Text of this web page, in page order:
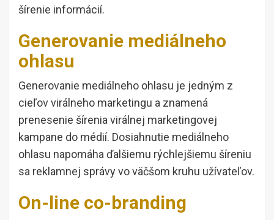
šírenie informácií.
Generovanie mediálneho
ohlasu
Generovanie mediálneho ohlasu je jedným z
cieľov virálneho marketingu a znamená
prenesenie šírenia virálnej marketingovej
kampane do médií. Dosiahnutie mediálneho
ohlasu napomáha ďalšiemu rýchlejšiemu šíreniu
sa reklamnej správy vo väčšom kruhu užívateľov.
On-line co-branding